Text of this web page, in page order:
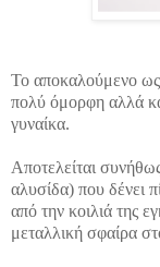
To αποκαλούμενο ως
πολύ όμορφη αλλά
γυναίκα.
Αποτελείται
αλυσίδα) που δένει
από την κοιλιά της
μεταλλική σφαίρα